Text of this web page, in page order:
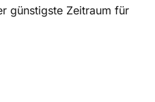
günstigste Zeitraum für